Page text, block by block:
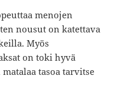
menojen
nousut on katettava
Myös
on toki hyvä
tasoa tarvitse